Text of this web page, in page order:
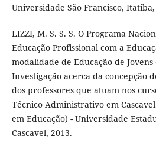
Universidade São Francisco, Itatiba,
LIZZI, M. S. S. S. O Programa
Educação Profissional com a
modalidade de Educação de
Investigação acerca da concepção
dos professores que atuam nos
Técnico Administrativo em
em Educação) - Universidade
Cascavel, 2013.